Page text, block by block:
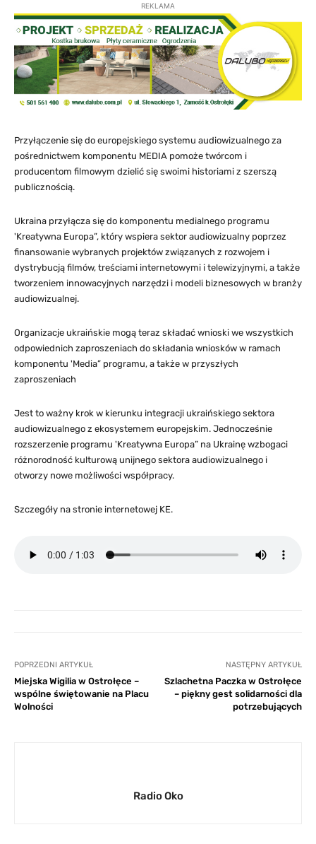
REKLAMA
Przyłączenie się do europejskiego systemu audiowizualnego za
pośrednictwem komponentu MEDIA pomoże twórcom i
producentom filmowym dzielić się swoimi historiami z szerszą
publicznością.
Ukraina przyłącza się do komponentu medialnego programu
'Kreatywna Europa”, który wspiera sektor audiowizualny poprzez
finansowanie wybranych projektów związanych z rozwojem i
dystrybucją filmów, treściami internetowymi i telewizyjnymi, a także
tworzeniem innowacyjnych narzędzi i modeli biznesowych w branży
audiowizualnej.
Organizacje ukraińskie mogą teraz składać wnioski we wszystkich
odpowiednich zaproszeniach do składania wniosków w ramach
komponentu 'Media” programu, a także w przyszłych
zaproszeniach
Jest to ważny krok w kierunku integracji ukraińskiego sektora
audiowizualnego z ekosystemem europejskim. Jednocześnie
rozszerzenie programu 'Kreatywna Europa” na Ukrainę wzbogaci
różnorodność kulturową unijnego sektora audiowizualnego i
otworzy nowe możliwości współpracy.
Szczegóły na stronie internetowej KE.
POPRZEDNI ARTYKUŁ
Miejska Wigilia w Ostrołęce –
wspólne świętowanie na Placu
Wolności
NASTĘPNY ARTYKUŁ
Szlachetna Paczka w Ostrołęce
– piękny gest solidarności dla
potrzebujących
Radio Oko